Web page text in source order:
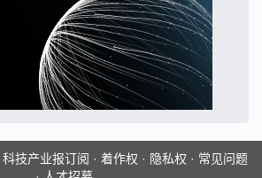
科技产业报订阅 · 着作权 · 隐私权 · 常见问题